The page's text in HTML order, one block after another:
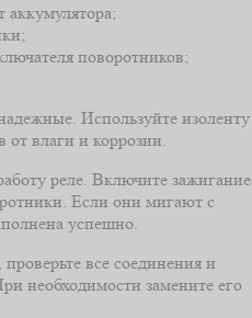
поворотников;
Используйте изоленту
влаги и коррозии.
реле. Включите зажигание
Если они мигают с
успешно.
все соединения и
необходимости замените его